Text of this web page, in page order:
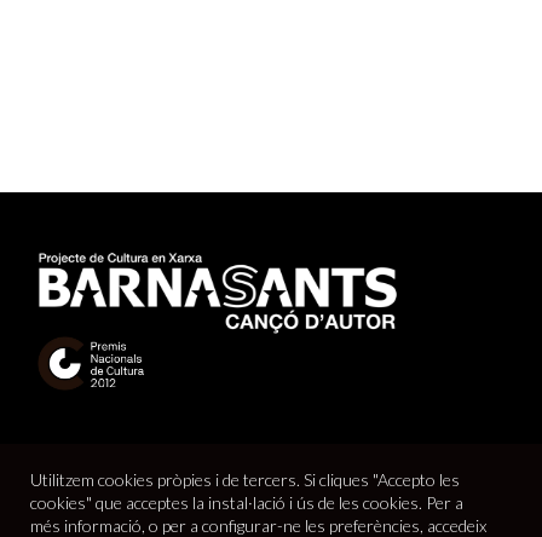
Utilitzem cookies pròpies i de tercers. Si cliques "Accepto les
cookies" que acceptes la instal·lació i ús de les cookies. Per a
més informació, o per a configurar-ne les preferències, accedeix